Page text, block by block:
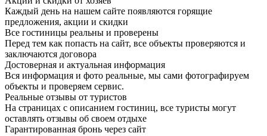
Каждый день на нашем сайте появляются горящие
предложения, акции и скидки
Все гостиницы реальны и проверены
Перед тем как попасть на сайт, все объекты проверяются и
заключаются договора
Достоверная и актуальная информация
Вся информация и фото реальные, мы сами фотографируем
объекты и проверяем сервис.
Реальные отзывы от туристов
На страницах с описанием гостиниц, все туристы могут
оставлять отзывы об своем отдыхе
Гарантированная бронь через сайт